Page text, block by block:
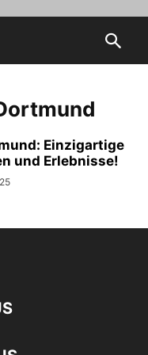
Einzigartige
und Erlebnisse!